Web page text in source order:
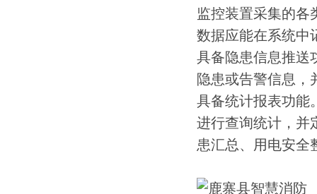
监控装置采集的各
数据应能在系统中
具备隐患信息推送
隐患或告警信息，
具备统计报表功能
进行查询统计，并
患汇总、用电安全